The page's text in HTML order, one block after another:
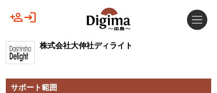
株式会社大伸社ディライト
サポート範囲